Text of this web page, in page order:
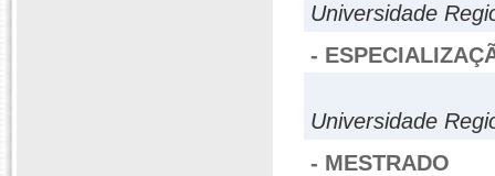
Universidade
-
Universidade
- MESTRADO